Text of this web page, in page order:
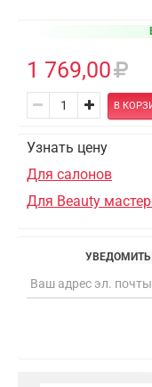
1 769,00
В
Узнать цену
Для салонов
Для Beauty